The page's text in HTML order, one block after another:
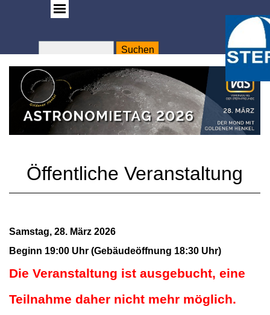
Suchen
Öffentliche Veranstaltung
Samstag, 28. März 2026
Beginn 19:00 Uhr (Gebäudeöffnung 18:30 Uhr)
Die Veranstaltung ist ausgebucht, eine
Teilnahme daher nicht mehr möglich.